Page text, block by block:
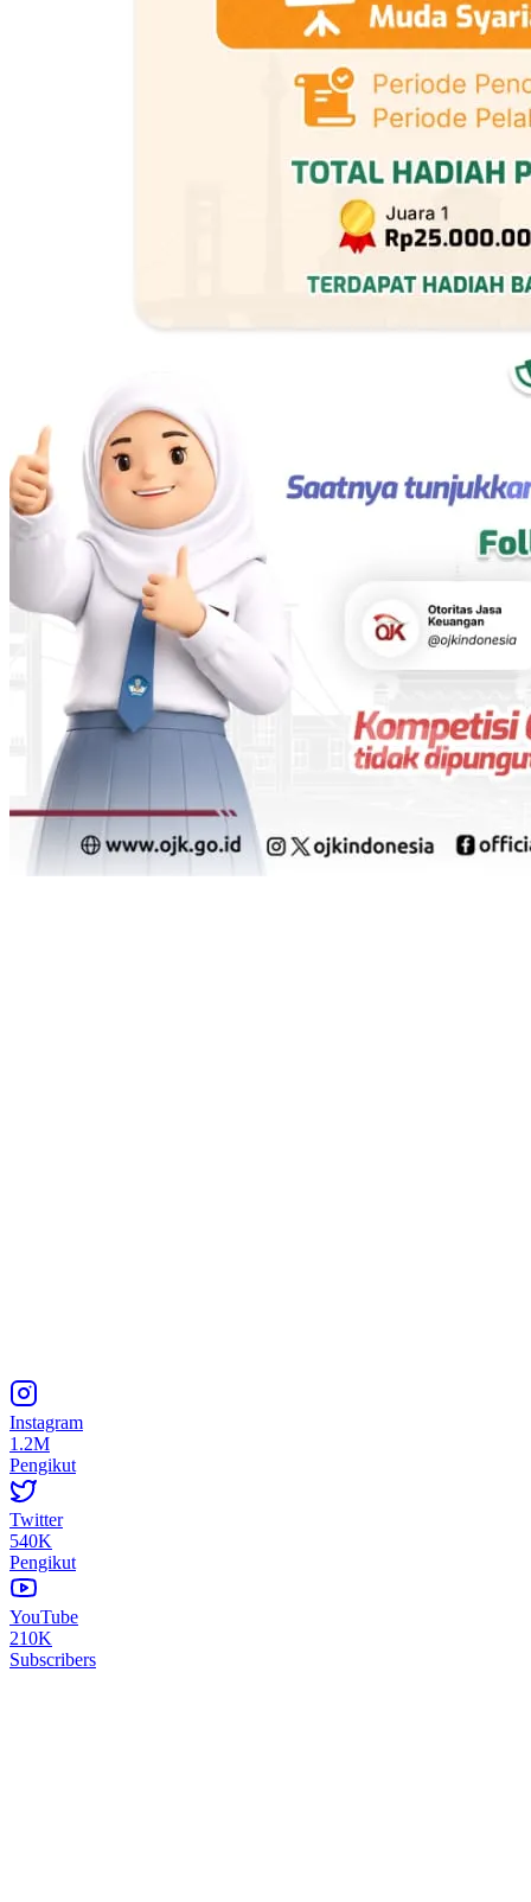
Instagram
1.2M
Pengikut
Twitter
540K
Pengikut
YouTube
210K
Subscribers